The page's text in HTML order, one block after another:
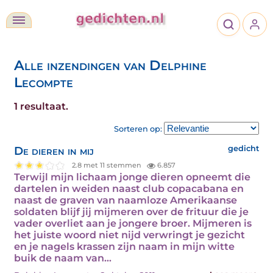
Alle inzendingen van Delphine
Lecompte
1 resultaat.
Sorteren op:
De dieren in mij gedicht
2.8 met 11 stemmen 6.857
Terwijl mijn lichaam jonge dieren opneemt die
dartelen in weiden naast club copacabana en
naast de graven van naamloze Amerikaanse
soldaten blijf jij mijmeren over de frituur die je
vader overliet aan je jongere broer. Mijmeren is
het juiste woord niet nijd verwringt je gezicht
en je nagels krassen zijn naam in mijn witte
buik de naam van…